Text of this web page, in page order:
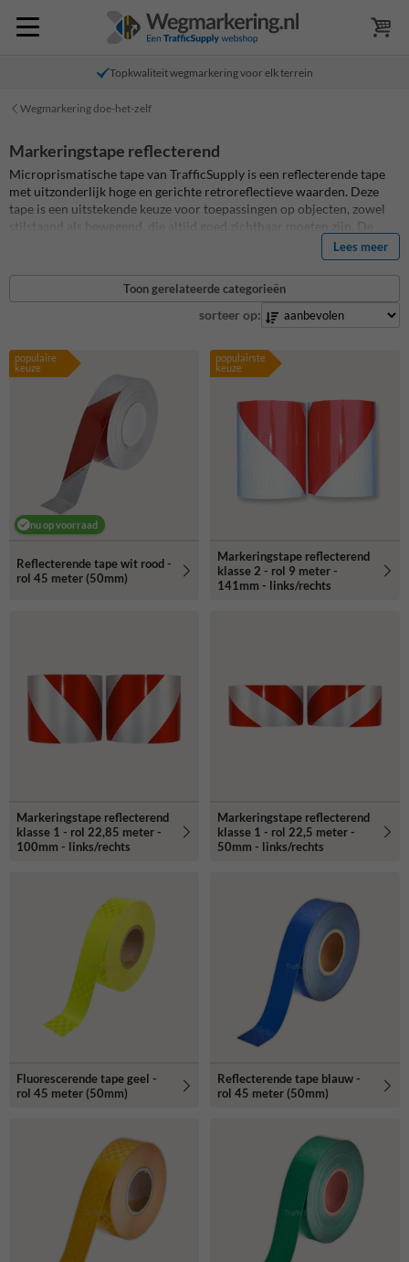
Topkwaliteit wegmarkering voor elk terrein
Wegmarkering doe-het-zelf
Markeringstape reflecterend
Microprismatische tape van TrafficSupply is een reflecterende tape
met uitzonderlijk hoge en gerichte retroreflectieve waarden. Deze
tape is een uitstekende keuze voor toepassingen op objecten, zowel
stilstaand als bewegend, die altijd goed zichtbaar moeten zijn. De
microprismatische technologie zorgt ervoor dat licht effectief wordt
teruggekaatst, wat bijdraagt aan verhoogde veiligheid en
zichtbaarheid.
Lees meer
Toon gerelateerde categorieën
sorteer op:
populaire
keuze
nu op voorraad
Reflecterende tape wit rood -
rol 45 meter (50mm)
populairste
keuze
Markeringstape reflecterend
klasse 2 - rol 9 meter -
141mm - links/rechts
Markeringstape reflecterend
klasse 1 - rol 22,85 meter -
100mm - links/rechts
Markeringstape reflecterend
klasse 1 - rol 22,5 meter -
50mm - links/rechts
Fluorescerende tape geel -
rol 45 meter (50mm)
Reflecterende tape blauw -
rol 45 meter (50mm)